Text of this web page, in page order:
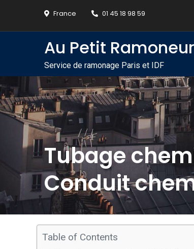
France 01 45 18 98 59
Au Petit Ramoneur
Service de ramonage Paris et IDF
Tubage
Conduit
Table of Contents